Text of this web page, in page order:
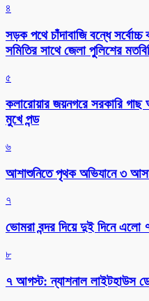
৪
সড়ক পথে চাঁদাবাজি বন্ধে
সমিতির সাথে জেলা পুলিশের
৫
কলারোয়ার জয়নগরে সরকারি গাছ
মুখে পন্ড
৬
আশাশুনিতে পৃথক অভিযানে ৩
৭
ভোমরা বন্দর দিয়ে দুই দিনে এলো
৮
৭ আগস্ট: ন্যাশনাল লাইটহাউস